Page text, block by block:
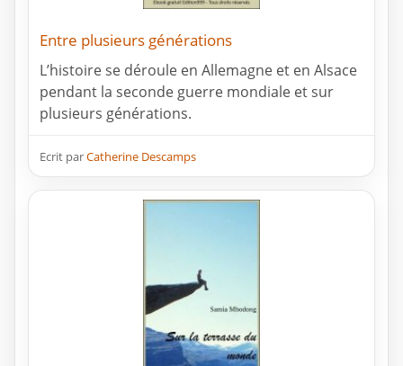
Entre plusieurs générations
L’histoire se déroule en Allemagne et en Alsace
pendant la seconde guerre mondiale et sur
plusieurs générations.
Ecrit parCatherine Descamps